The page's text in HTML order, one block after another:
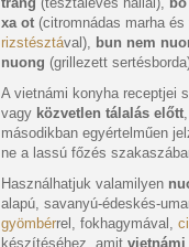
xa ot (citromnádas marha
rizstésztával), bun nem
nuong (grillezett
A vietnámi konyha receptjei
vagy közvetlen tálalás előtt
másodikban egyértelműen
ne a lassú főzés
Használhatjuk valamilyen
alapú, savanyú-édeskés-
gyömbérrel, fokhagymával,
készítéséhez, amit vietnámi